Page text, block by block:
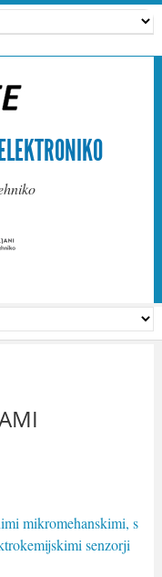
mikromehanskimi, s
senzorji